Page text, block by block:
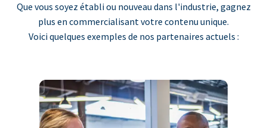
Que vous soyez établi ou nouveau dans l'industrie, gagnez
plus en commercialisant votre contenu unique.
Voici quelques exemples de nos partenaires actuels :